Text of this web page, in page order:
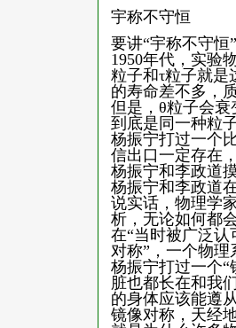
宇称不守恒
要讲“宇称不守恒
1950年代，实验
粒子和τ粒子就
的寿命差不多，
但是，θ粒子会衰
到底是同一种粒
杨振宁打过一个
信出口一定存在
杨振宁和李政道
杨振宁和李政道
说实话，物理学
析，无论如何都
在“当时被广泛认
对称”，一个物
杨振宁打过一个
脏也都长在和我
的身体应该能遵
镜像对称，天经